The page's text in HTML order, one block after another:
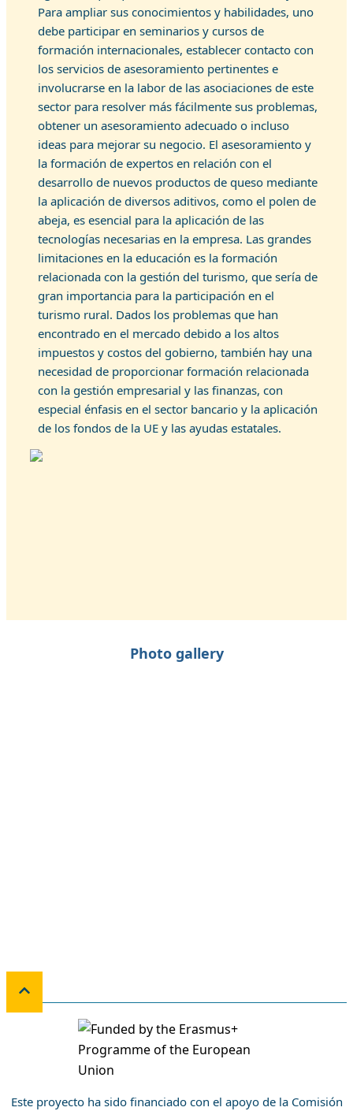
Para ampliar sus conocimientos y habilidades, uno
debe participar en seminarios y cursos de
formación internacionales, establecer contacto con
los servicios de asesoramiento pertinentes e
involucrarse en la labor de las asociaciones de este
sector para resolver más fácilmente sus problemas,
obtener un asesoramiento adecuado o incluso
ideas para mejorar su negocio. El asesoramiento y
la formación de expertos en relación con el
desarrollo de nuevos productos de queso mediante
la aplicación de diversos aditivos, como el polen de
abeja, es esencial para la aplicación de las
tecnologías necesarias en la empresa. Las grandes
limitaciones en la educación es la formación
relacionada con la gestión del turismo, que sería de
gran importancia para la participación en el
turismo rural. Dados los problemas que han
encontrado en el mercado debido a los altos
impuestos y costos del gobierno, también hay una
necesidad de proporcionar formación relacionada
con la gestión empresarial y las finanzas, con
especial énfasis en el sector bancario y la aplicación
de los fondos de la UE y las ayudas estatales.
Photo gallery
Este proyecto ha sido financiado con el apoyo de la Comisión